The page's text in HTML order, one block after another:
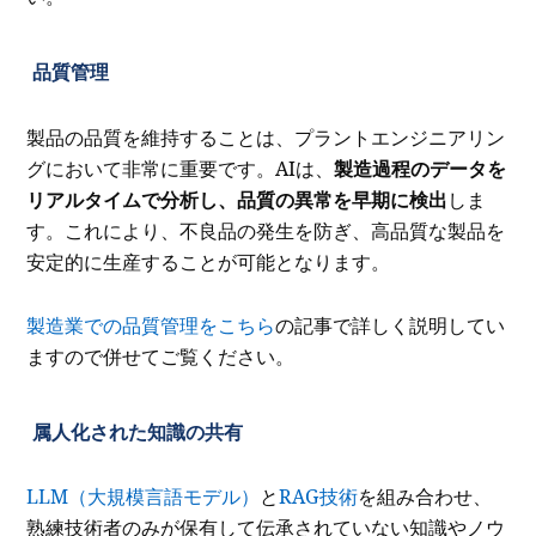
品質管理
製品の品質を維持することは、プラントエンジニアリン
グにおいて非常に重要です。AIは、製造過程のデータを
リアルタイムで分析し、品質の異常を早期に検出しま
す。これにより、不良品の発生を防ぎ、高品質な製品を
安定的に生産することが可能となります。
製造業での品質管理をこちらの記事で詳しく説明してい
ますので併せてご覧ください。
属人化された知識の共有
LLM（大規模言語モデル） とRAG技術を組み合わせ、
熟練技術者のみが保有して伝承されていない知識やノウ